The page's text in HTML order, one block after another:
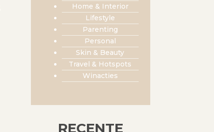
Home & Interior
Lifestyle
Parenting
Personal
Skin & Beauty
Travel & Hotspots
Winacties
RECENTE